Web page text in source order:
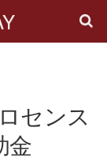
センス
金